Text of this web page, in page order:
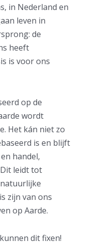
in Nederland en
leven in
de
heeft
is voor ons
op de
wordt
Het kán niet zo
is en blijft
handel,
leidt tot
zijn van ons
op Aarde.
dit fixen!